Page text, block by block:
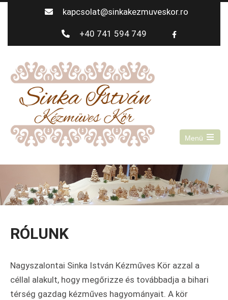
kapcsolat@sinkakezmuveskor.ro
+40 741 594 749
Menü
RÓLUNK
Nagyszalontai Sinka István Kézműves Kör azzal a
céllal alakult, hogy megőrizze és továbbadja a bihari
térség gazdag kézműves hagyományait. A kör